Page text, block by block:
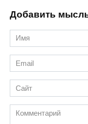
Добавить
Имя
*
Email
*
Сайт
Комментарий